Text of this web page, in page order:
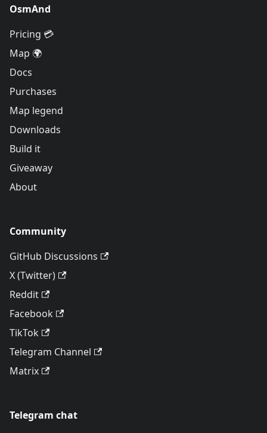
OsmAnd
Pricing 💳
Map 🌍
Docs
Purchases
Map legend
Downloads
Build it
Giveaway
About
Community
GitHub Discussions
X (Twitter)
Reddit
Facebook
TikTok
Telegram Channel
Matrix
Telegram chat